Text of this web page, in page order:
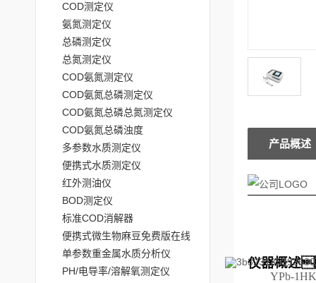
COD测定仪
氨氮测定仪
总磷测定仪
总氮测定仪
COD氨氮测定仪
COD氨氮总磷测定仪
COD氨氮总磷总氮测定仪
COD氨氮总磷浊度
多参数水质测定仪
便携式水质测定仪
红外测油仪
BOD测定仪
标准COD消解器
便携式微生物麻豆免费版在线
观看
单参数重金属水质分析仪
PH/电导率/溶解氧测定仪
产品概述
仪器概述
YPb-1HK